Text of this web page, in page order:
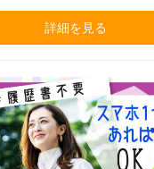
詳細を見る